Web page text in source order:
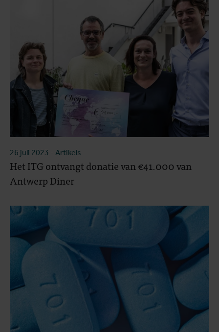
26 juli 2023 - Artikels
Het ITG ontvangt donatie van €41.000 van
Antwerp Diner